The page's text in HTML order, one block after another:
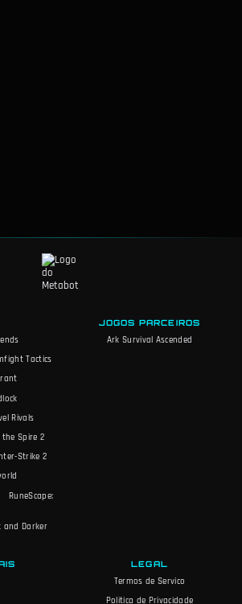
Tactics
Rivals
the Spire 2
Strike 2
RuneScape:
and Darker
JOGOS PARCEIROS
Ark Survival Ascended
LEGAL
Termos de Servico
Politica de Privacidade